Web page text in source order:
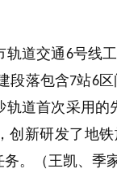
轨道交通6号线
段落包含7站6区
道首次采用
创新研发了地
。（王凯、季